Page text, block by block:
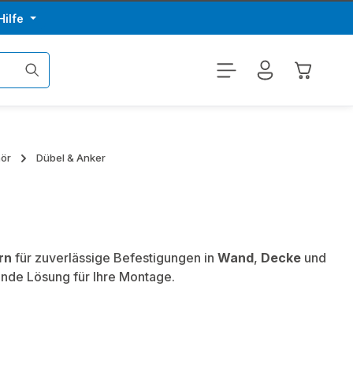
Dübel & Anker
für zuverlässige Befestigungen in Wand, Decke und
Lösung für Ihre Montage.